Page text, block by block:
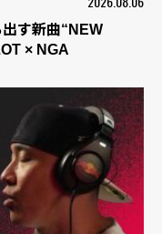
す新曲“NEW
× NGA